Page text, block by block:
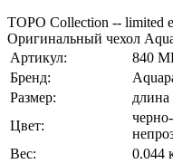
TOPO Collection -- limited
Оригинальный чехол
Артикул:
840
Бренд:
Размер:
Цвет:
Вес:
0.044